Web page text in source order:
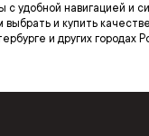
с удобной навигацией и
и купить
и других городах